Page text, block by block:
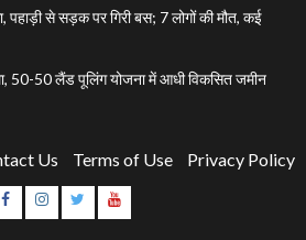
पहाड़ी से सड़क पर गिरी बस; 7 लोगों की मौत, कई
50-50 लैंड पूलिंग योजना में आधी विकसित जमीन
Us Terms of Use Privacy Policy
Facebook
Instagram
TwitterYouTube